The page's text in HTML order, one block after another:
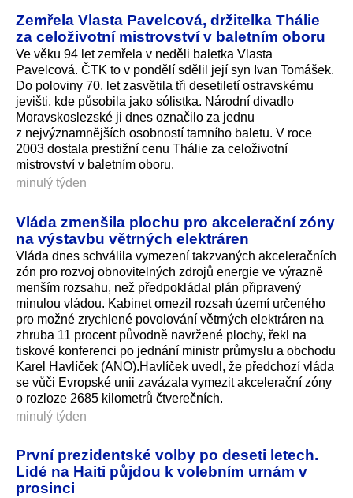
Zemřela Vlasta Pavelcová, držitelka Thálie
za celoživotní mistrovství v baletním oboru
Ve věku 94 let zemřela v neděli baletka Vlasta
Pavelcová. ČTK to v pondělí sdělil její syn Ivan Tomášek.
Do poloviny 70. let zasvětila tři desetiletí ostravskému
jevišti, kde působila jako sólistka. Národní divadlo
Moravskoslezské ji dnes označilo za jednu
z nejvýznamnějších osobností tamního baletu. V roce
2003 dostala prestižní cenu Thálie za celoživotní
mistrovství v baletním oboru.
minulý týden
Vláda zmenšila plochu pro akcelerační zóny
na výstavbu větrných elektráren
Vláda dnes schválila vymezení takzvaných akceleračních
zón pro rozvoj obnovitelných zdrojů energie ve výrazně
menším rozsahu, než předpokládal plán připravený
minulou vládou. Kabinet omezil rozsah území určeného
pro možné zrychlené povolování větrných elektráren na
zhruba 11 procent původně navržené plochy, řekl na
tiskové konferenci po jednání ministr průmyslu a obchodu
Karel Havlíček (ANO).Havlíček uvedl, že předchozí vláda
se vůči Evropské unii zavázala vymezit akcelerační zóny
o rozloze 2685 kilometrů čtverečních.
minulý týden
První prezidentské volby po deseti letech.
Lidé na Haiti půjdou k volebním urnám v
prosinci